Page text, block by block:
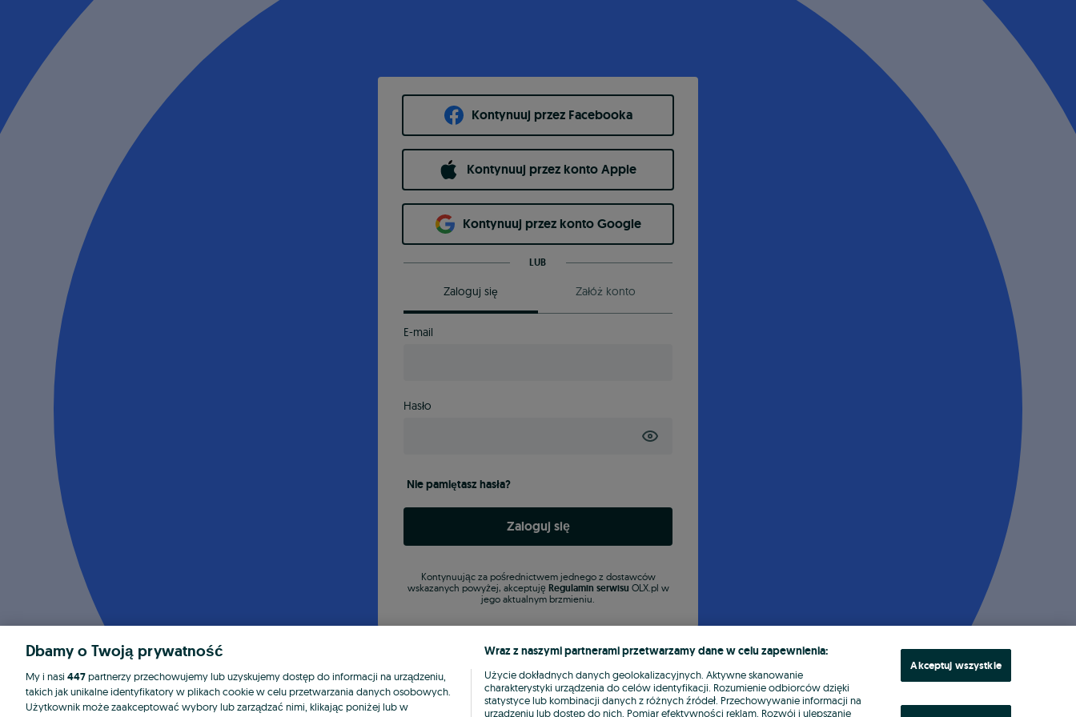
Kontynuuj przez Facebooka
Kontynuuj przez konto Apple
Kontynuuj przez konto Google
LUB
Zaloguj się Załóż konto
E-mail
Hasło
Nie pamiętasz hasła?
Zaloguj się
Kontynuując za pośrednictwem jednego z dostawców
wskazanych powyżej, akceptuję Regulamin serwisu OLX.pl w
jego aktualnym brzmieniu.
Dbamy o Twoją prywatność
My i nasi 447partnerzy przechowujemy lub uzyskujemy dostęp do informacji na urządzeniu,
takich jak unikalne identyfikatory w plikach cookie w celu przetwarzania danych osobowych.
Użytkownik może zaakceptować wybory lub zarządzać nimi, klikając poniżej lub w
Wraz z naszymi partnerami przetwarzamy dane w celu zapewnienia:
Użycie dokładnych danych geolokalizacyjnych. Aktywne skanowanie
charakterystyki urządzenia do celów identyfikacji. Rozumienie odbiorców dzięki
statystyce lub kombinacji danych z różnych źródeł. Przechowywanie informacji na
urządzeniu lub dostęp do nich. Pomiar efektywności reklam. Rozwój i ulepszanie
Akceptuj wszystkie